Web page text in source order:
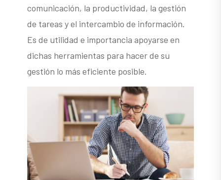
comunicación, la productividad, la gestión
de tareas y el intercambio de información.
Es de utilidad e importancia apoyarse en
dichas herramientas para hacer de su
gestión lo más eficiente posible.